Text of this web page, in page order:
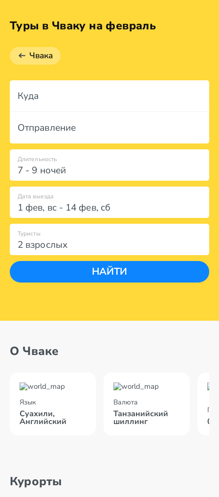
Туры в Чваку на февраль
Чвака
Куда
Отправление
7 - 9 ночей
Длительность
Дата выезда
1 фев, вс- 14 фев, сб
2 взрослых
Туристы
НАЙТИ
О Чваке
Язык
Суахили,
Английский
Валюта
Танзанийский
шиллинг
Курорты